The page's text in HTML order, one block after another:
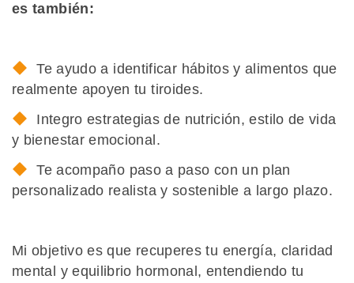
es también:
Te ayudo a identificar hábitos y alimentos que
realmente apoyen tu tiroides.
Integro estrategias de nutrición, estilo de vida
y bienestar emocional.
Te acompaño paso a paso con un plan
personalizado realista y sostenible a largo plazo.
Mi objetivo es que recuperes tu energía, claridad
mental y equilibrio hormonal, entendiendo tu